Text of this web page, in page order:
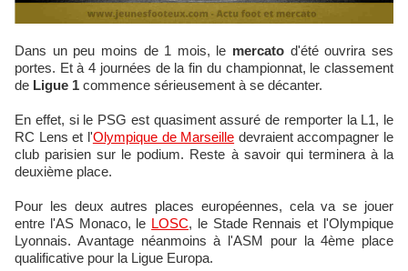
Dans un peu moins de 1 mois, le mercato d'été ouvrira ses
portes. Et à 4 journées de la fin du championnat, le classement
de Ligue 1 commence sérieusement à se décanter.
En effet, si le PSG est quasiment assuré de remporter la L1, le
RC Lens et l'Olympique de Marseille devraient accompagner le
club parisien sur le podium. Reste à savoir qui terminera à la
deuxième place.
Pour les deux autres places européennes, cela va se jouer
entre l'AS Monaco, le LOSC, le Stade Rennais et l'Olympique
Lyonnais. Avantage néanmoins à l'ASM pour la 4ème place
qualificative pour la Ligue Europa.